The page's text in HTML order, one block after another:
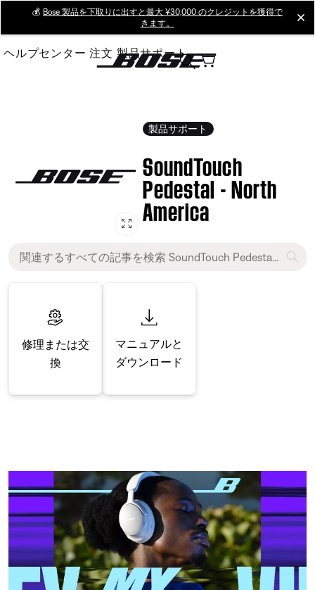
Main
💰 Bose 製品を下取りに出すと最大 ¥30,000 のクレジットを獲得で
きます。
ヘルプセンター 注文 製品サポート
製品サポート
SoundTouch
Pedestal - North
America
修理または交
換
マニュアルと
ダウンロード